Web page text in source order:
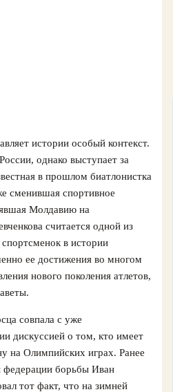
истории особый контекст.
однако выступает за
в прошлом биатлонистка
сменившая спортивное
Молдавию на
считается одной из
в истории
ее достижения во многом
нового поколения атлетов,
совпала с уже
дискуссией о том, кто имеет
на Олимпийских играх. Ранее
федерации борьбы Иван
тот факт, что на зимней